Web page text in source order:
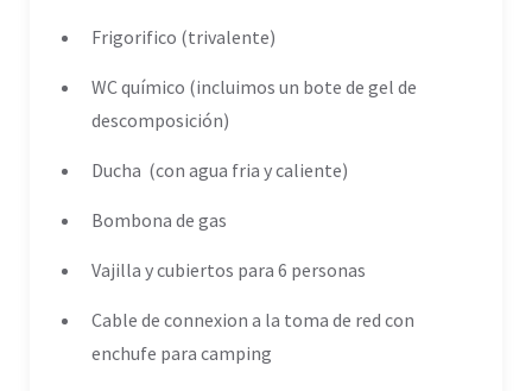
Frigorifico (trivalente)
WC químico (incluimos un bote de gel de
descomposición)
Ducha (con agua fria y caliente)
Bombona de gas
Vajilla y cubiertos para 6 personas
Cable de connexion a la toma de red con
enchufe para camping